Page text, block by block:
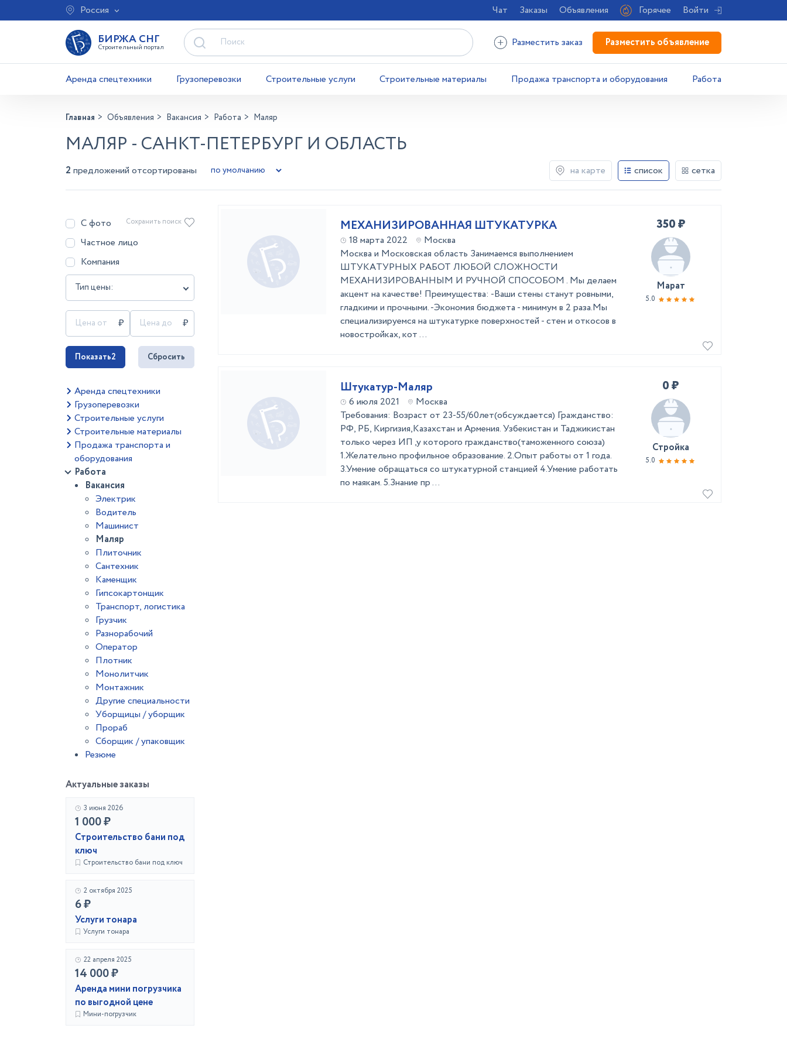
Россия Чат Заказы Объявления Горячее Войти
БИРЖА СНГ
Строительный портал Разместить заказ Разместить объявление
Аренда спецтехники Грузоперевозки Строительные услуги Строительные материалы Продажа транспорта и оборудования Работа
Главная Объявления Вакансия Работа Маляр
МАЛЯР - САНКТ-ПЕТЕРБУРГ И ОБЛАСТЬ
2 предложений отсортированы на карте список сетка
С фото
Частное лицо
Компания
Тип цены:
Сохранить поиск
Показать2 Сбросить
Аренда спецтехники
Грузоперевозки
Строительные услуги
Строительные материалы
Продажа транспорта и
оборудования
Работа
Вакансия
Электрик
Водитель
Машинист
Маляр
Плиточник
Сантехник
Каменщик
Гипсокартонщик
Транспорт, логистика
Грузчик
Разнорабочий
Оператор
Плотник
Монолитчик
Монтажник
Другие специальности
Уборщицы / уборщик
Прораб
Сборщик / упаковщик
Резюме
Актуальные заказы
3 июня 2026
1 000 ₽
Строительство бани под
ключ
Строительство бани под ключ
2 октября 2025
6 ₽
Услуги тонара
Услуги тонара
22 апреля 2025
14 000 ₽
Аренда мини погрузчика
по выгодной цене
Мини-погрузчик
МЕХАНИЗИРОВАННАЯ ШТУКАТУРКА
18 марта 2022
Москва
Москва и Московская область Занимаемся выпoлнениeм
ШТУКАTУРНЫX PАБOT ЛЮБOЙ CЛOЖНОСTИ
MЕХАНИЗИРOВАННЫМ И РУЧНОЙ СПОCОБОM . Мы делаем
акцент на качестве! Преимущества: -Ваши стены станут ровными,
гладкими и прочными. -Экономия бюджета - минимум в 2 раза.Мы
специализируемся на штукатурке поверхностей - стен и откосов в
новостройках, кот ...
350 ₽
Марат
5.0
Штукатур-Маляр
6 июля 2021
Москва
Требования: Возраст от 23-55/60лет(обсуждается) Гражданство:
РФ, РБ, Киргизия,Казахстан и Армения. Узбекистан и Таджикистан
только через ИП ,у которого гражданство(таможенного союза)
1.Желательно профильное образование. 2.Опыт работы от 1 года.
3.Умение обращаться со штукатурной станцией 4.Умение работать
по маякам. 5.Знание пр ...
0 ₽
Стройка
5.0